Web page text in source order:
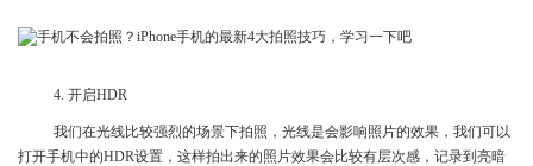
4. 开启HDR
我们在光线比较强烈的场景下拍照，光线是会影响照片的效果，我们可以
打开手机中的HDR设置，这样拍出来的照片效果会比较有层次感，记录到亮暗